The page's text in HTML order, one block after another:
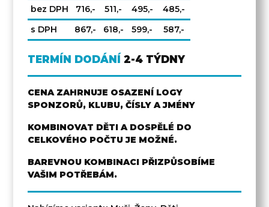
bez DPH
716,- 511,- 495,-
485,-
s DPH
867,- 618,- 599,- 587,-
TERMÍN DODÁNÍ 2-4 TÝDNY
CENA ZAHRNUJE OSAZENÍ LOGY
SPONZORŮ, KLUBU, ČÍSLY A JMÉNY
KOMBINOVAT DĚTI A DOSPĚLÉ DO
CELKOVÉHO POČTU JE MOŽNÉ.
BAREVNOU KOMBINACI PŘIZPŮSOBÍME
VAŠIM POTŘEBÁM.